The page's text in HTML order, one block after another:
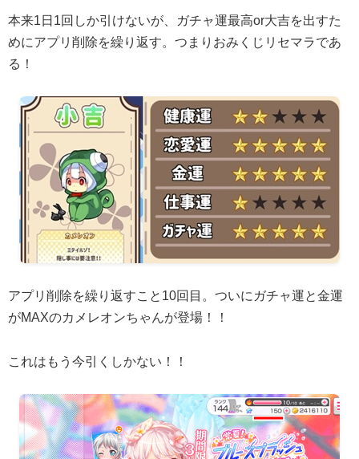
本来1日1回しか引けないが、ガチャ運最高or大吉を出すた
めにアプリ削除を繰り返す。つまりおみくじリセマラであ
る！
アプリ削除を繰り返すこと10回目。ついにガチャ運と金運
がMAXのカメレオンちゃんが登場！！
これはもう今引くしかない！！